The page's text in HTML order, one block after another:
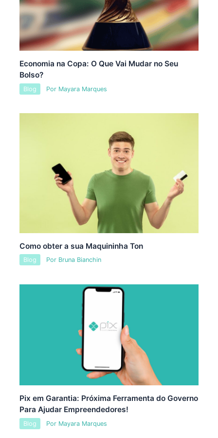
Economia na Copa: O Que Vai Mudar no Seu
Bolso?
Blog Por Mayara Marques
Como obter a sua Maquininha Ton
Blog Por Bruna Bianchin
Pix em Garantia: Próxima Ferramenta do Governo
Para Ajudar Empreendedores!
Blog Por Mayara Marques